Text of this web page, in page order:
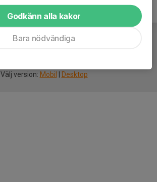
Välj version: Mobil Desktop
Godkänn alla kakor
Bara nödvändiga